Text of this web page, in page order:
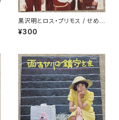
黒沢明とロス・プリモス / せめて
お名前を
¥300